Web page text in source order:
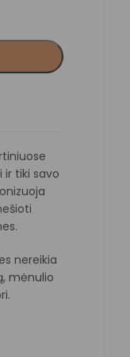
ir tiki savo
nereikia
mėnulio